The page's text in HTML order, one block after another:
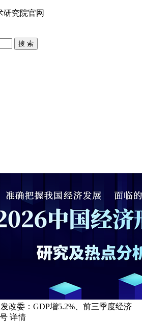
研究院官网
搜 索
改委：GDP增5.2%、前三季度经济
详情